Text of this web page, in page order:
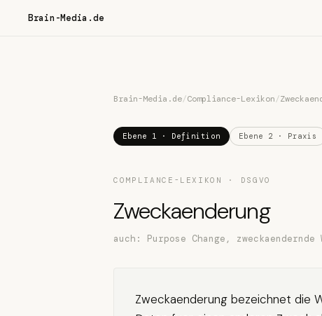
Brain-Media.de
Brain-Media.de/Compliance-Lexikon/
Ebene 1 · Definition Ebene 2 · Praxis
COMPLIANCE-LEXIKON · DSGVO
Zweckaenderung
auch: Purpose Change,
Zweckaenderung bezeichnet die